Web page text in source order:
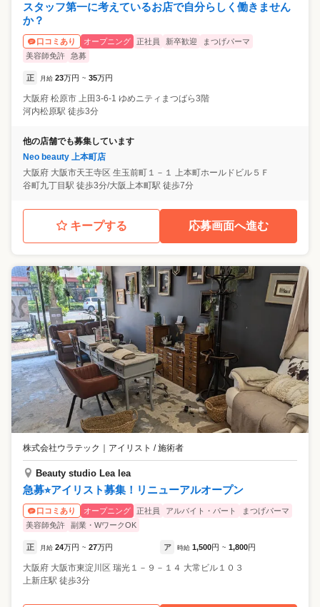
スタッフ第一に考えているお店で自分らしく働きません
か？
口コミあり オープニング 正社員 新卒歓迎
まつげパーマ
美容師免許
急募
正 月給 23万円 ~ 35万円
大阪府 松原市 上田3-6-1 ゆめニティまつばら3階
河内松原駅 徒歩3分
他の店舗でも募集しています
Neo beauty 上本町店
大阪府 大阪市天王寺区 生玉前町１－１ 上本町ホールドビル５Ｆ
谷町九丁目駅 徒歩3分/大阪上本町駅 徒歩7分
キープする 応募画面へ進む
株式会社ウラテック アイリスト / 施術者
Beauty studio Lea lea
急募⭐︎アイリスト募集！リニューアルオープン
口コミあり オープニング 正社員 アルバイト・パート
まつげパーマ
美容師免許
副業・WワークOK
正 月給 24万円 ~ 27万円 ア 時給 1,500円 ~ 1,800円
大阪府 大阪市東淀川区 瑞光１－９－１４ 大常ビル１０３
上新庄駅 徒歩3分